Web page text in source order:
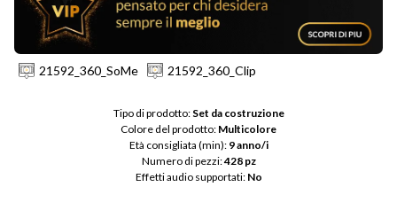
21592_360_SoMe 21592_360_Clip
Tipo di prodotto: Set da costruzione
Colore del prodotto: Multicolore
Età consigliata (min): 9 anno/i
Numero di pezzi: 428 pz
Effetti audio supportati: No